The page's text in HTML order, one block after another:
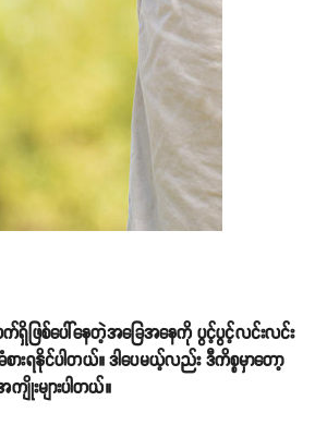
ဖြစ်ပေါ်နေတဲ့အခြေအနေကို ပွင့်ပွင့်လင်းလင်း
းရနိုင်ပါတယ်။ ဒါပေမယ့်လည်း ဒီကိစ္စမှာတော့
းများပါတယ်။